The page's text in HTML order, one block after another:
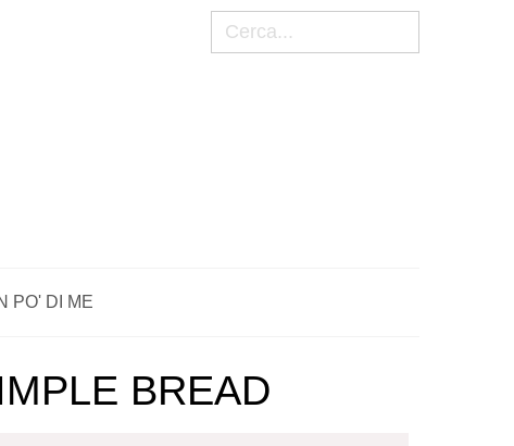
PO' DI ME
BREAD